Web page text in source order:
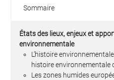
Sommaire
États des lieux, enjeux et
environnementale
L’histoire
histoire environnementale
Les zones humides